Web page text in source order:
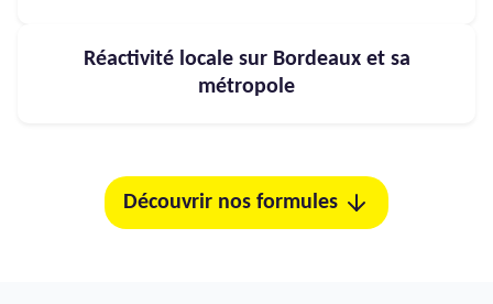
Réactivité locale sur Bordeaux et sa
métropole
Découvrir nos formules